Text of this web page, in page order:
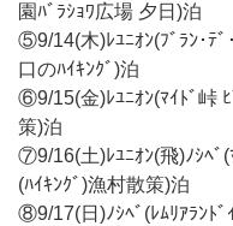
園ﾊﾞﾗｼｮﾜ広場 夕日)泊
⑤9/14(木)ﾚﾕﾆｵﾝ(ﾌﾞﾗﾝ･ﾃﾞ
口のﾊｲｷﾝｸﾞ)泊
⑥9/15(金)ﾚﾕﾆｵﾝ(ﾏｲﾄﾞ峠 ﾋ
策)泊
⑦9/16(土)ﾚﾕﾆｵﾝ(飛)ﾉｼﾍﾞ(
(ﾊｲｷﾝｸﾞ)漁村散策)泊
⑧9/17(日)ﾉｼﾍﾞ(ﾚﾑﾘｱﾗﾝﾄﾞ